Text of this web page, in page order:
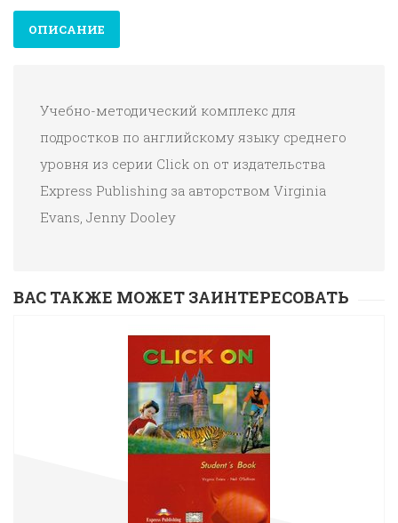
ОПИСАНИЕ
Учебно-методический комплекс для
подростков по английскому языку среднего
уровня из серии Click on от издательства
Express Publishing за авторством Virginia
Evans, Jenny Dooley
ВАС ТАКЖЕ МОЖЕТ ЗАИНТЕРЕСОВАТЬ